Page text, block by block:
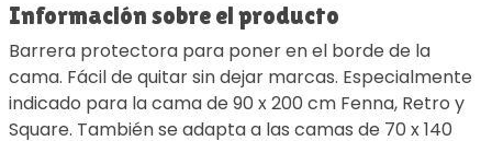
Información sobre el producto
Barrera protectora para poner en el borde de la
cama. Fácil de quitar sin dejar marcas. Especialmente
indicado para la cama de 90 x 200 cm Fenna, Retro y
Square. También se adapta a las camas de 70 x 140